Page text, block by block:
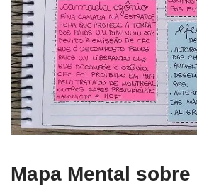
Mapa Mental sobre